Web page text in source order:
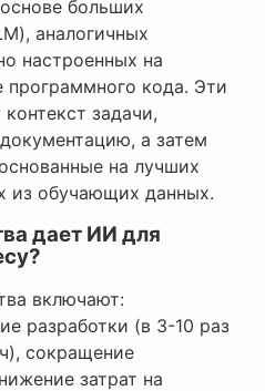
больших
аналогичных
настроенных на
программного кода. Эти
задачи,
а затем
на лучших
из обучающих данных.
дает ИИ для
включают:
разработки (в 3-10 раз
сокращение
затрат на